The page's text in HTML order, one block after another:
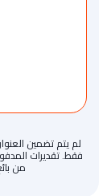
لم يتم تضمين
فقط. تقديرات
من